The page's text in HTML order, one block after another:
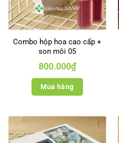
Combo hộp hoa cao cấp +
son môi 05
800.000₫
Mua hàng